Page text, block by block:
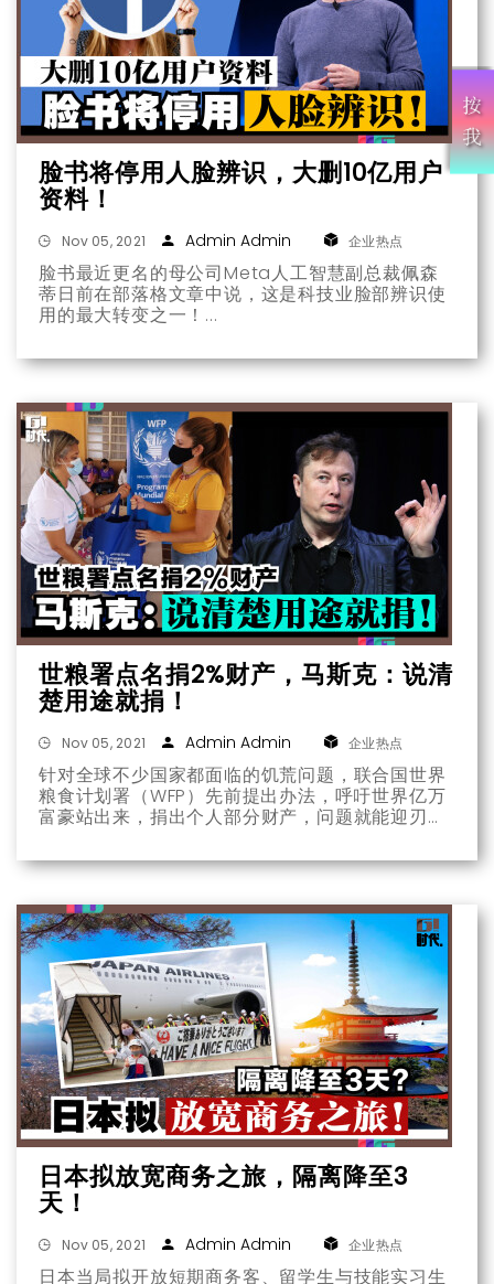
脸书将停用人脸辨识，大删10亿用户
资料！
Nov 05, 2021 Admin Admin 企业热点
脸书最近更名的母公司Meta人工智慧副总裁佩森
蒂日前在部落格文章中说，这是科技业脸部辨识使
用的最大转变之一！
世粮署点名捐2%财产，马斯克：说清
楚用途就捐！
Nov 05, 2021 Admin Admin 企业热点
针对全球不少国家都面临的饥荒问题，联合国世界
粮食计划署（WFP）先前提出办法，呼吁世界亿万
富豪站出来，捐出个人部分财产，问题就能迎刃而
办人贝佐斯，只要拿出总资产的2%就能解决世界飢
荒。
日本拟放宽商务之旅，隔离降至3
天！
Nov 05, 2021 Admin Admin 企业热点
日本当局拟开放短期商务客、留学生与技能实习生